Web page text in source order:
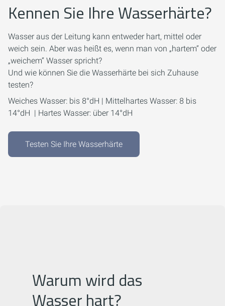
Kennen Sie Ihre Wasserhärte?
Wasser aus der Leitung kann entweder hart, mittel oder
weich sein. Aber was heißt es, wenn man von „hartem“ oder
„weichem“ Wasser spricht?
Und wie können Sie die Wasserhärte bei sich Zuhause
testen?
Weiches Wasser: bis 8°dH | Mittelhartes Wasser: 8 bis
14°dH | Hartes Wasser: über 14°dH
Testen Sie Ihre Wasserhärte
Warum wird das
Wasser hart?